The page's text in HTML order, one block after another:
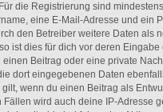
die Registrierung sind
eine E-Mail-Adresse und ein
den Betreiber weitere Daten als
ist dies für dich vor deren Eingabe
einen Beitrag oder eine private
dort eingegebenen Daten
wenn du einen Beitrag als
Fällen wird auch deine IP-Adresse